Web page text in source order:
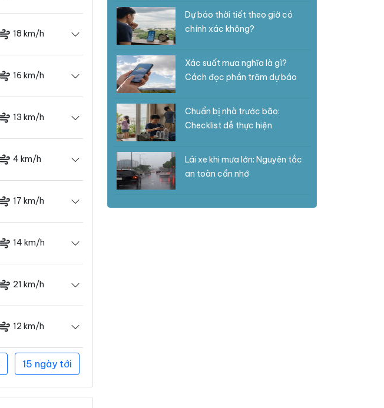
18 km/h
16 km/h
13 km/h
4 km/h
17 km/h
14 km/h
21 km/h
12 km/h
15 ngày tới
Dự báo thời tiết theo giờ có
chính xác không?
Xác suất mưa nghĩa là gì?
Cách đọc phần trăm dự báo
Chuẩn bị nhà trước bão:
Checklist dễ thực hiện
Lái xe khi mưa lớn: Nguyên tắc
an toàn cần nhớ